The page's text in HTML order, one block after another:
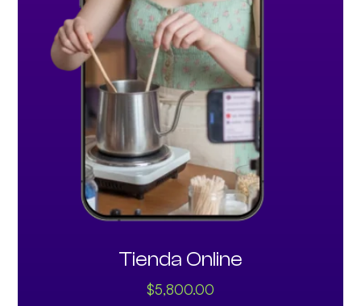
Tienda Online
$5,800.00